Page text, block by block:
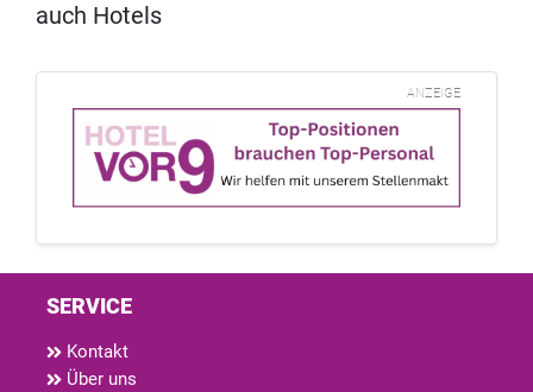
auch Hotels
ANZEIGE
SERVICE
Kontakt
Über uns